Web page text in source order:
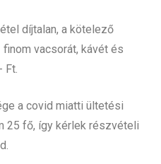
díjtalan, a kötelező
vacsorát, kávét és
Ft.
a covid miatti ültetési
25 fő, így kérlek részvételi